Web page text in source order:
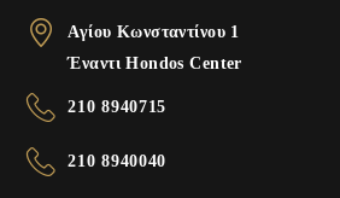
Αγίου Κωνσταντίνου 1
Έναντι Hondos Center
210 8940715
210 8940040